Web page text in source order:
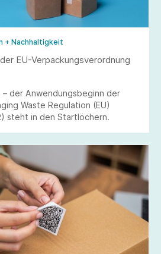
+ Nachhaltigkeit
EU-Verpackungsverordnung
der Anwendungsbeginn der
Waste Regulation (EU)
steht in den Startlöchern.